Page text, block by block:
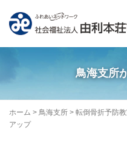
鳥海支所
ホーム > 鳥海支所 > 転倒骨折予防
アップ